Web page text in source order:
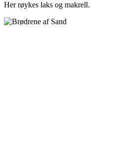
Her røykes laks og makrell.